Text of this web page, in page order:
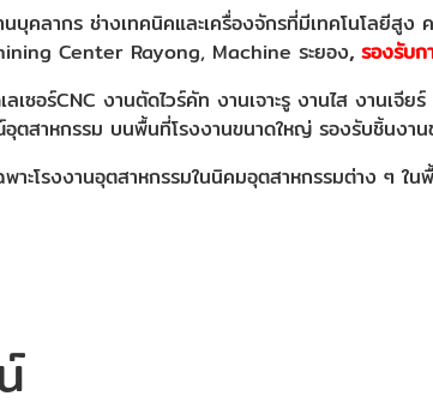
บุคลากร ช่างเทคนิคและเครื่องจักรที่มีเทคโนโลยีสูง
Center Rayong, Machine ระยอง, รองรับ
ซอร์CNC งานตัดไวร์คัท งานเจาะรู งานไส งานเจีย
ตสาหกรรม บนพื้นที่โรงงานขนาดใหญ่ รองรับชิ้นงา
าะโรงงานอุตสาหกรรมในนิคมอุตสาหกรรมต่าง ๆ ใ